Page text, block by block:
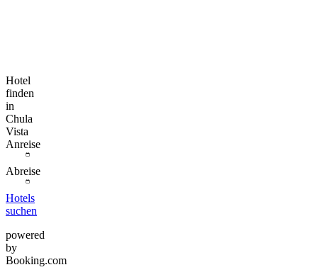
Hotel
finden
in
Chula
Vista
Anreise
Abreise
Hotels
suchen
powered
by
Booking.com